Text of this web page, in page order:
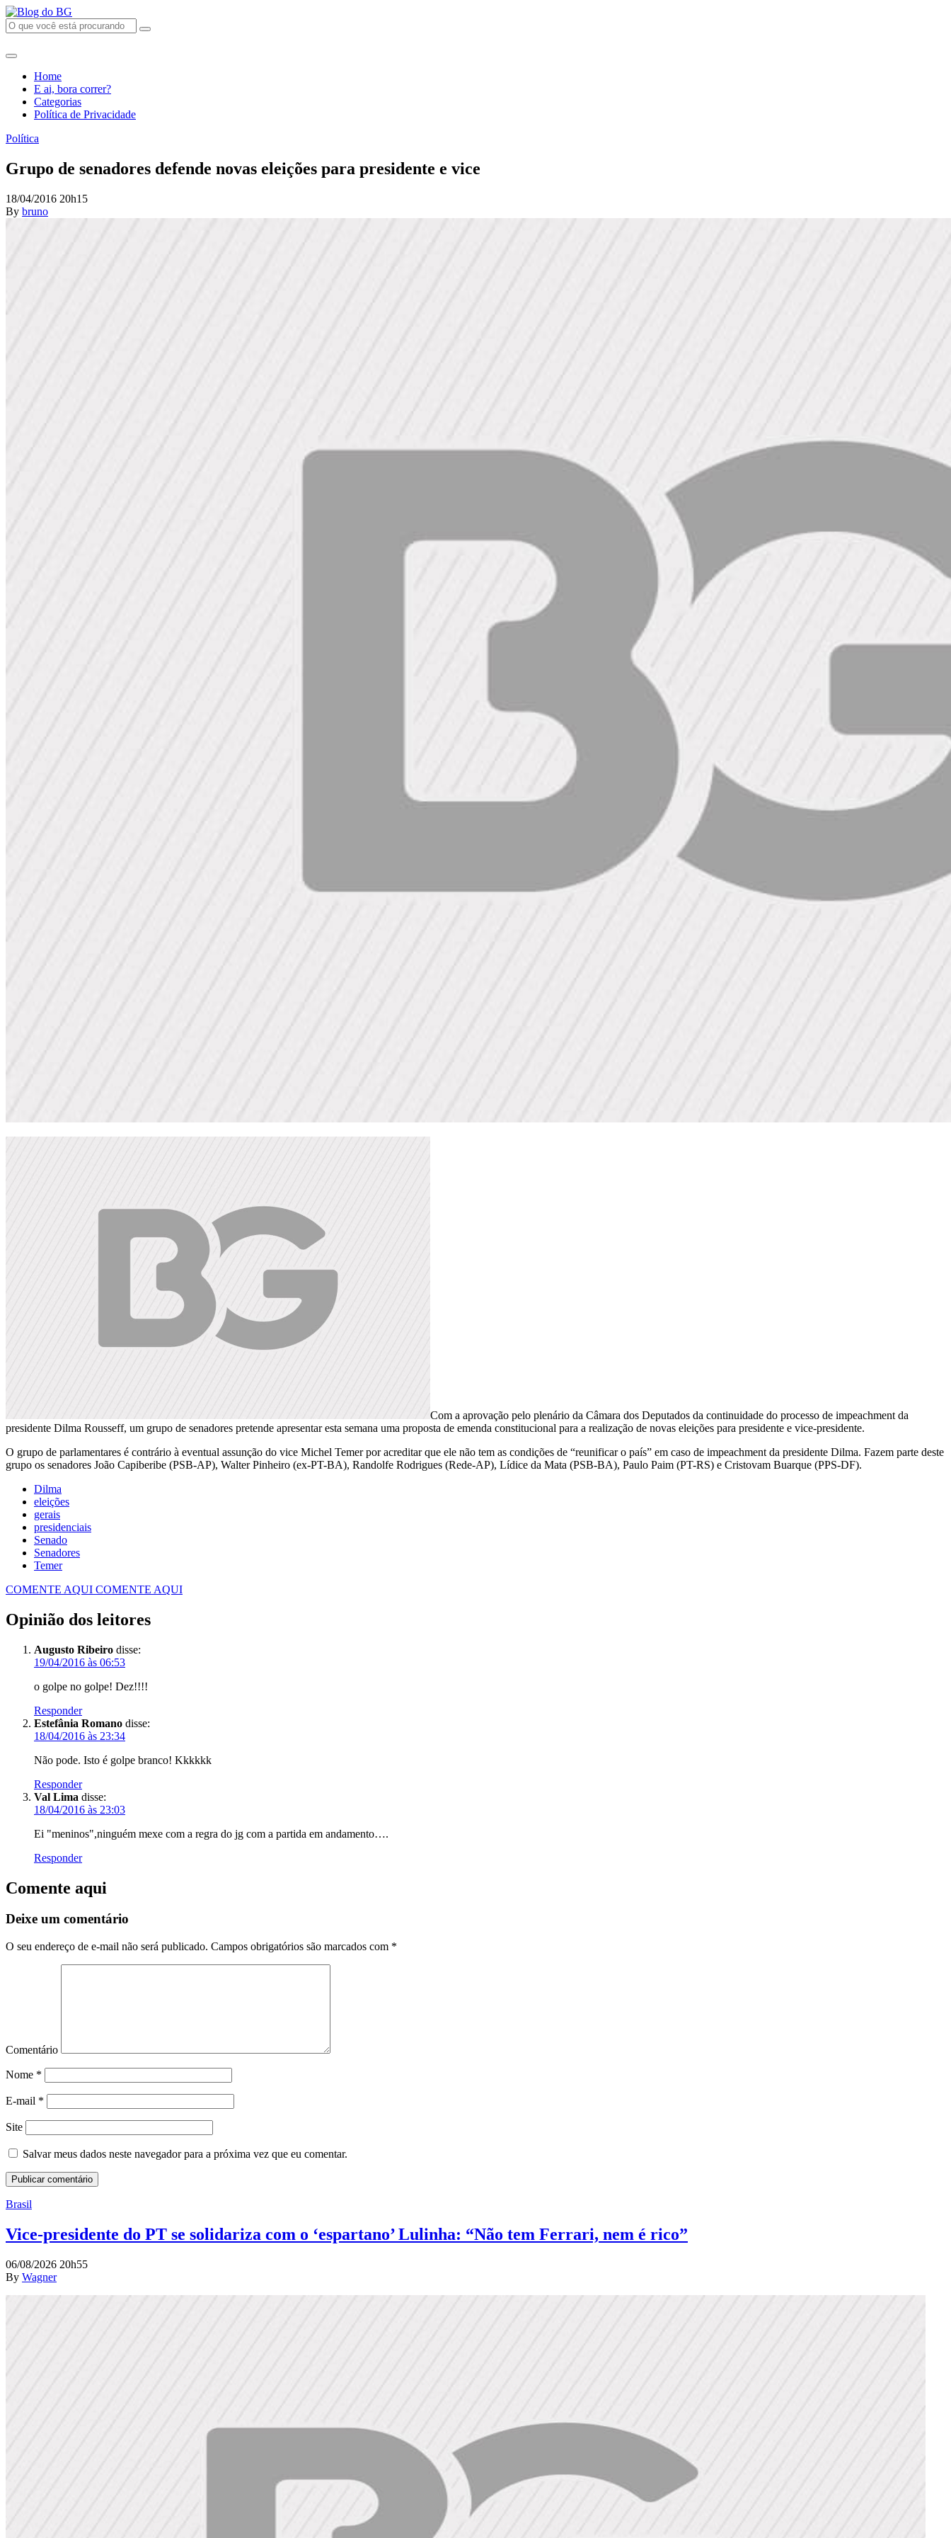
Home
E ai, bora correr?
Categorias
Política de Privacidade
Política
Grupo de senadores defende novas eleições para presidente e vice
18/04/2016 20h15
By bruno
Com a aprovação pelo plenário da Câmara dos Deputados da continuidade do processo de impeachment da
presidente Dilma Rousseff, um grupo de senadores pretende apresentar esta semana uma proposta de emenda constitucional para a realização de novas eleições para presidente e vice-presidente.
O grupo de parlamentares é contrário à eventual assunção do vice Michel Temer por acreditar que ele não tem as condições de “reunificar o país” em caso de impeachment da presidente Dilma. Fazem parte deste
grupo os senadores João Capiberibe (PSB-AP), Walter Pinheiro (ex-PT-BA), Randolfe Rodrigues (Rede-AP), Lídice da Mata (PSB-BA), Paulo Paim (PT-RS) e Cristovam Buarque (PPS-DF).
Dilma
eleições
gerais
presidenciais
Senado
Senadores
Temer
COMENTE AQUI COMENTE AQUI
Opinião dos leitores
Augusto Ribeiro disse:
19/04/2016 às 06:53
o golpe no golpe! Dez!!!!
Responder
Estefânia Romano disse:
18/04/2016 às 23:34
Não pode. Isto é golpe branco! Kkkkkk
Responder
Val Lima disse:
18/04/2016 às 23:03
Ei "meninos",ninguém mexe com a regra do jg com a partida em andamento….
Responder
Comente aqui
Deixe um comentário
O seu endereço de e-mail não será publicado. Campos obrigatórios são marcados com *
Comentário
Nome *
E-mail *
Site
Salvar meus dados neste navegador para a próxima vez que eu comentar.
Brasil
Vice-presidente do PT se solidariza com o ‘espartano’ Lulinha: “Não tem Ferrari, nem é rico”
06/08/2026 20h55
By Wagner